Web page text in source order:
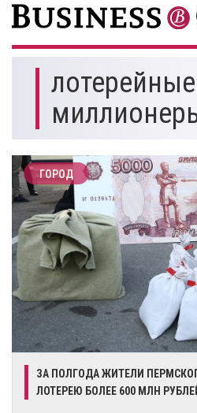
лотерейные
ГОРОД
​ЗА ПОЛГОДА ЖИТЕЛИ
ЛОТЕРЕЮ БОЛЕЕ 600 МЛН